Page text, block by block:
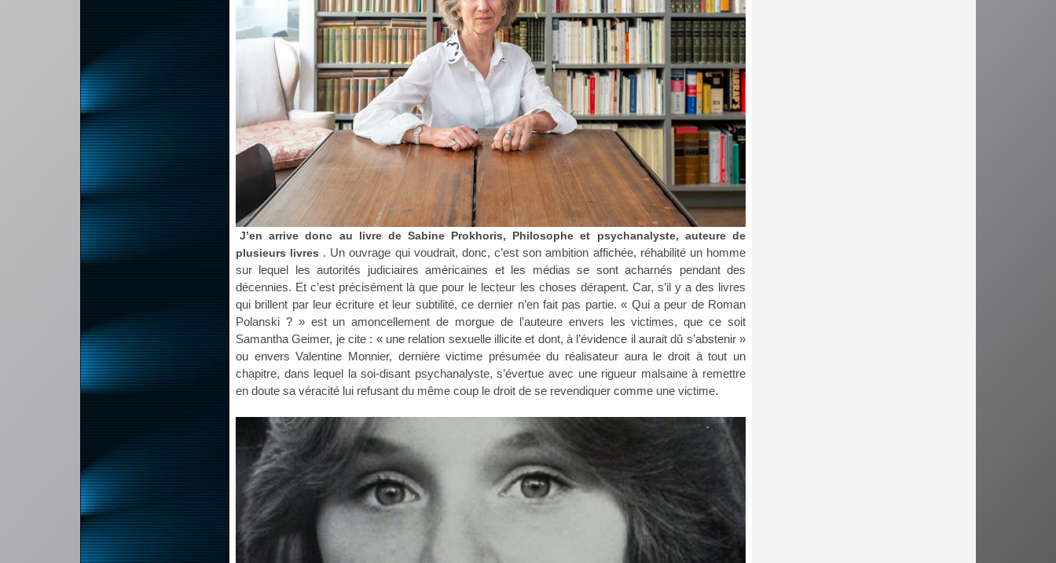
J’en arrive donc au livre de Sabine Prokhoris, Philosophe et psychanalyste, auteure de
plusieurs livres . Un ouvrage qui voudrait, donc, c’est son ambition affichée, réhabilité un homme
sur lequel les autorités judiciaires américaines et les médias se sont acharnés pendant des
décennies. Et c’est précisément là que pour le lecteur les choses dérapent. Car, s’il y a des livres
qui brillent par leur écriture et leur subtilité, ce dernier n’en fait pas partie. « Qui a peur de Roman
Polanski ? » est un amoncellement de morgue de l’auteure envers les victimes, que ce soit
Samantha Geimer, je cite : « une relation sexuelle illicite et dont, à l’évidence il aurait dû s’abstenir »
ou envers Valentine Monnier, dernière victime présumée du réalisateur aura le droit à tout un
chapitre, dans lequel la soi-disant psychanalyste, s’évertue avec une rigueur malsaine à remettre
en doute sa véracité lui refusant du même coup le droit de se revendiquer comme une victime.